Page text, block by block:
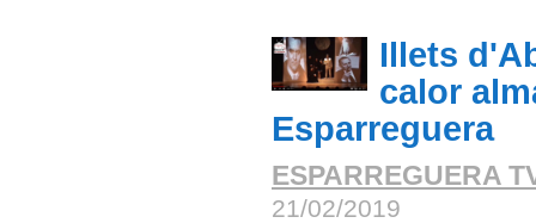
Illets
calor
Esparreguera
ESPARREGUERA
21/02/2019